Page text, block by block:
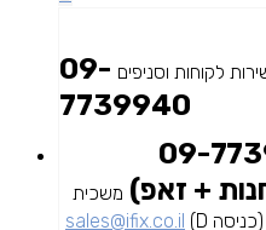
לקוחות וסניפים 09-
7739940
09-
משכית
sales@ifix.co.il